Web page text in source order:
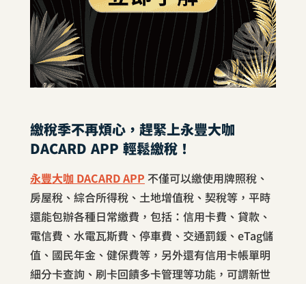
繳稅季不再煩心，趕緊上永豐大咖
DACARD APP 輕鬆繳稅！
永豐大咖 DACARD APP 不僅可以繳使用牌照稅、
房屋稅、綜合所得稅、土地增值稅、契稅等，平時
還能包辦各種日常繳費，包括：信用卡費、貸款、
電信費、水電瓦斯費、停車費、交通罰鍰、eTag儲
值、國民年金、健保費等，另外還有信用卡帳單明
細分卡查詢、刷卡回饋多卡管理等功能，可謂新世